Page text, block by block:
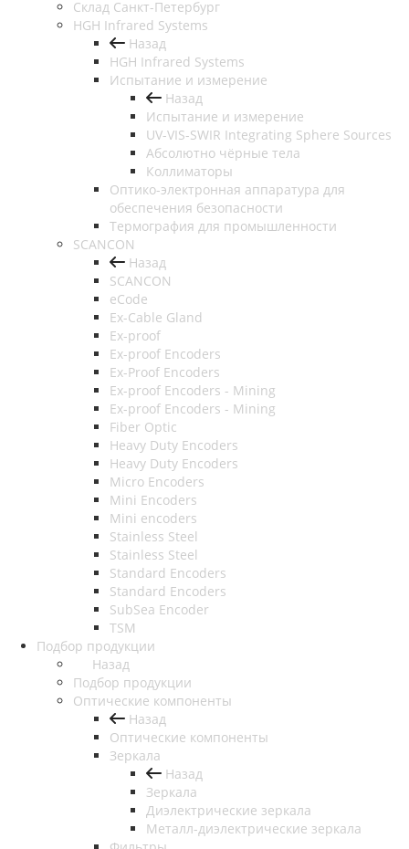
Cклад Санкт-Петербург
HGH Infrared Systems
Назад
HGH Infrared Systems
Испытание и измерение
Назад
Испытание и измерение
UV-VIS-SWIR Integrating Sphere Sources
Абсолютно чёрные тела
Коллиматоры
Оптико-электронная аппаратура для
обеспечения безопасности
Термография для промышленности
SCANCON
Назад
SCANCON
eCode
Ex-Cable Gland
Ex-proof
Ex-proof Encoders
Ex-Proof Encoders
Ex-proof Encoders - Mining
Ex-proof Encoders - Mining
Fiber Optic
Heavy Duty Encoders
Heavy Duty Encoders
Micro Encoders
Mini Encoders
Mini encoders
Stainless Steel
Stainless Steel
Standard Encoders
Standard Encoders
SubSea Encoder
TSM
Подбор продукции
Назад
Подбор продукции
Оптические компоненты
Назад
Оптические компоненты
Зеркала
Назад
Зеркала
Диэлектрические зеркала
Металл-диэлектрические зеркала